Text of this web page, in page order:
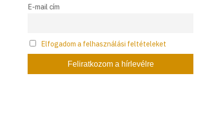
E-mail cím
Elfogadom a felhasználási feltételeket